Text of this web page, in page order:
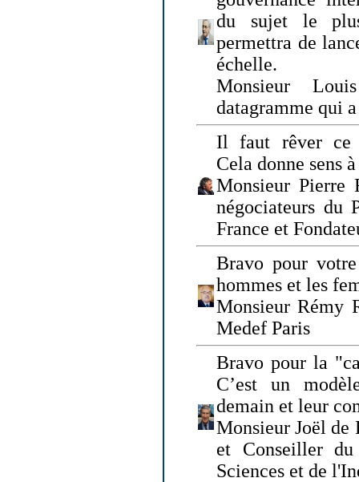
du sujet le
permettra de
échelle.
Monsieur
datagramme qui
Il faut rêver ce
Cela donne sens
Monsieur Pierre
négociateurs du
France et
Bravo pour
hommes et les
Monsieur Rémy
Medef Paris
Bravo pour la
C’est un
demain et leur
Monsieur Joël de
et Conseiller
Sciences et de